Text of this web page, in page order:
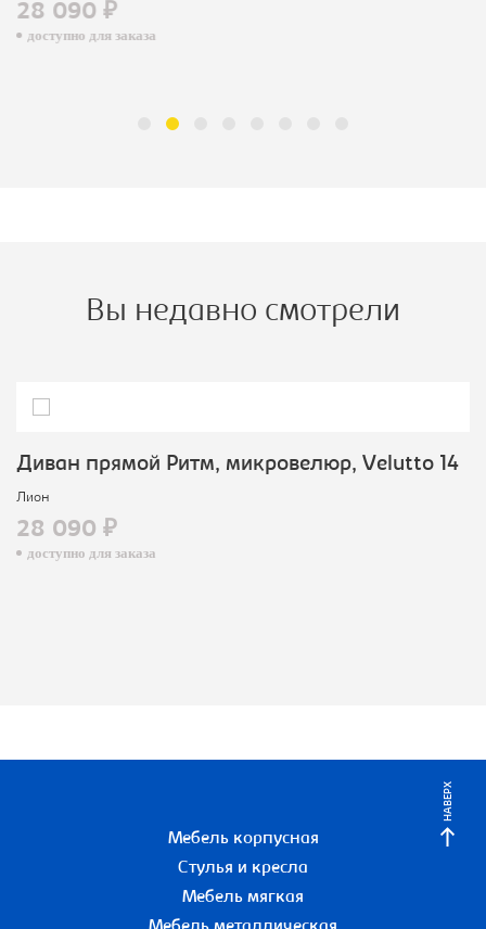
28 090 ₽
доступно для заказа
Вы недавно смотрели
Диван прямой Ритм, микровелюр, Velutto 14
Лион
28 090 ₽
доступно для заказа
НАВЕРХ
Мебель корпусная
Стулья и кресла
Мебель мягкая